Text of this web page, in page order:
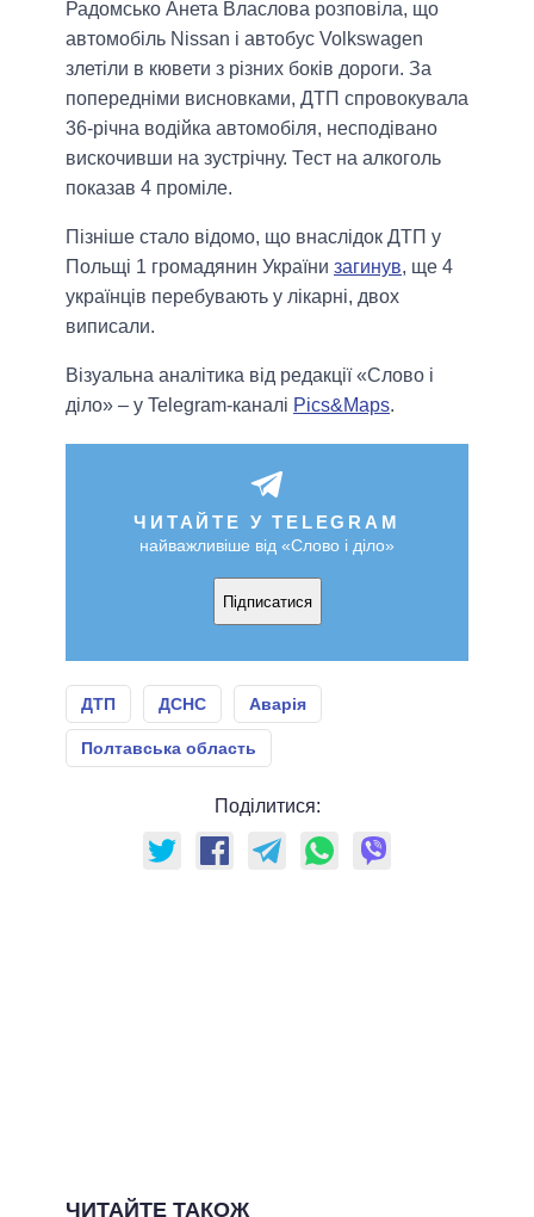
Радомсько Анета Власлова розповіла, що
автомобіль Nissan і автобус Volkswagen
злетіли в кювети з різних боків дороги. За
попередніми висновками, ДТП спровокувала
36-річна водійка автомобіля, несподівано
вискочивши на зустрічну. Тест на алкоголь
показав 4 проміле.
Пізніше стало відомо, що внаслідок ДТП у
Польщі 1 громадянин України загинув, ще 4
українців перебувають у лікарні, двох
виписали.
Візуальна аналітика від редакції «Слово і
діло» – у Telegram-каналі Pics&Maps.
ЧИТАЙТЕ У TELEGRAM
найважливіше від «Слово і діло»
Підписатися
ДТП ДСНС Аварія
Полтавська область
Поділитися:
ЧИТАЙТЕ ТАКОЖ